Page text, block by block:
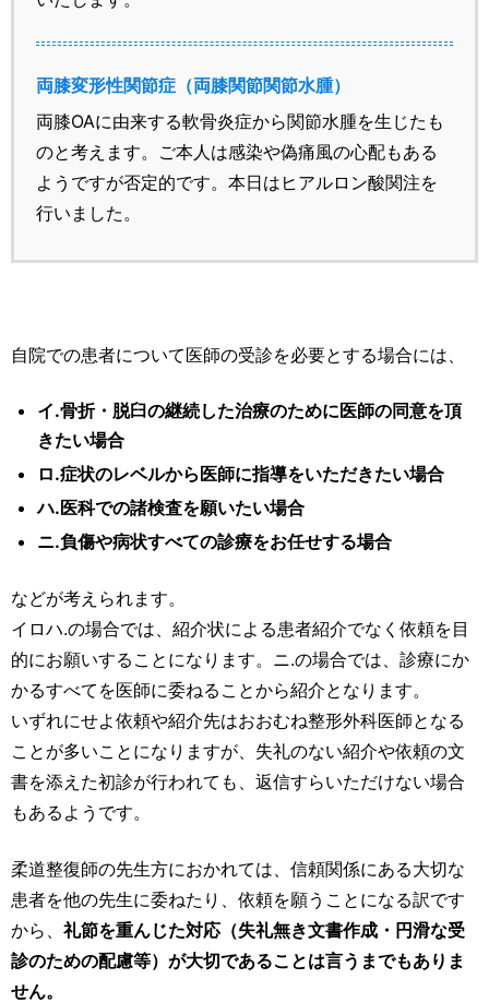
両膝変形性関節症（両膝関節関節水腫）
両膝OAに由来する軟骨炎症から関節水腫を生じたも
のと考えます。ご本人は感染や偽痛風の心配もある
ようですが否定的です。本日はヒアルロン酸関注を
行いました。
自院での患者について医師の受診を必要とする場合には、
イ.骨折・脱臼の継続した治療のために医師の同意を頂
きたい場合
ロ.症状のレベルから医師に指導をいただきたい場合
ハ.医科での諸検査を願いたい場合
ニ.負傷や病状すべての診療をお任せする場合
などが考えられます。
イロハ.の場合では、紹介状による患者紹介でなく依頼を目
的にお願いすることになります。ニ.の場合では、診療にか
かるすべてを医師に委ねることから紹介となります。
いずれにせよ依頼や紹介先はおおむね整形外科医師となる
ことが多いことになりますが、失礼のない紹介や依頼の文
書を添えた初診が行われても、返信すらいただけない場合
もあるようです。
柔道整復師の先生方におかれては、信頼関係にある大切な
患者を他の先生に委ねたり、依頼を願うことになる訳です
から、 礼節を重んじた対応（失礼無き文書作成・円滑な受
診のための配慮等）が大切であることは言うまでもありま
せん。